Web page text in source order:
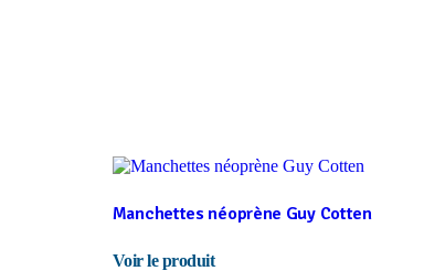
Manchettes néoprène Guy Cotten